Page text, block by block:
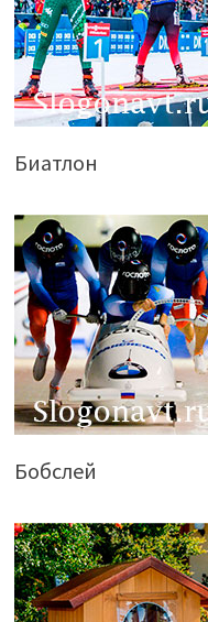
Биатлон
Бобслей